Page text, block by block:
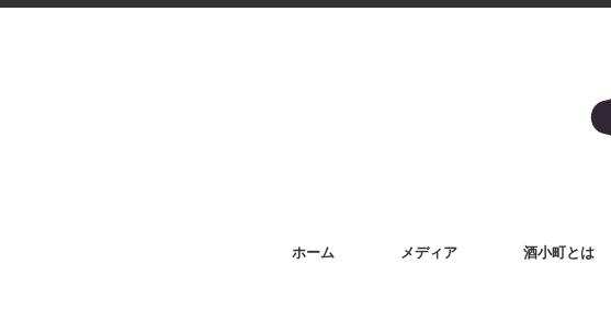
ホーム メディア 酒小町とは